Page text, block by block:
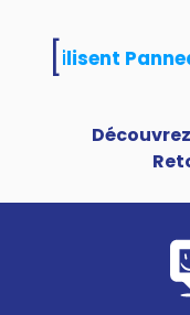
utilisent